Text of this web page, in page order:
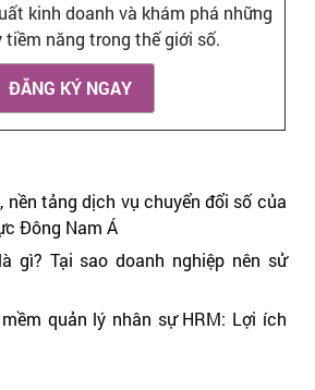
kinh doanh và khám phá những
tiềm năng trong thế giới số.
ĐĂNG KÝ NGAY
nền tảng dịch vụ chuyển đổi số của
Đông Nam Á
gì? Tại sao doanh nghiệp nên sử
quản lý nhân sự HRM: Lợi ích